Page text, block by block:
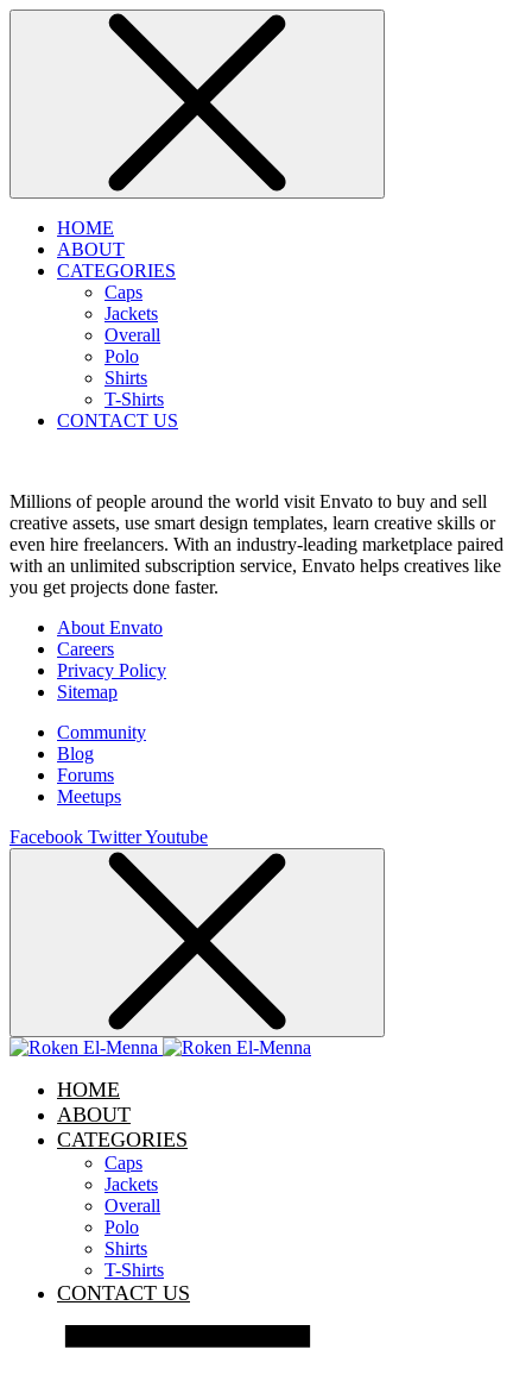
HOME
ABOUT
CATEGORIES
Caps
Jackets
Overall
Polo
Shirts
T-Shirts
CONTACT US
Millions of people around the world visit Envato to buy and sell
creative assets, use smart design templates, learn creative skills or
even hire freelancers. With an industry-leading marketplace paired
with an unlimited subscription service, Envato helps creatives like
you get projects done faster.
About Envato
Careers
Privacy Policy
Sitemap
Community
Blog
Forums
Meetups
Facebook TwitterYoutube
HOME
ABOUT
CATEGORIES
Caps
Jackets
Overall
Polo
Shirts
T-Shirts
CONTACT US